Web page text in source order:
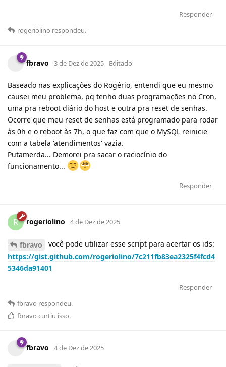
Responder
rogeriolino respondeu.
fbravo 3 de Dez de 2025 Editado
Baseado nas explicações do Rogério, entendi que eu mesmo
causei meu problema, pq tenho duas programações no Cron,
uma pra reboot diário do host e outra pra reset de senhas.
Ocorre que meu reset de senhas está programado para rodar
às 0h e o reboot às 7h, o que faz com que o MySQL reinicie
com a tabela 'atendimentos' vazia.
Putamerda... Demorei pra sacar o raciocínio do
funcionamento...
Responder
R rogeriolino 4 de Dez de 2025
fbravo
você pode utilizar esse script para acertar os ids:
https://gist.github.com/rogeriolino/7c211fb83ea2325f4fcd4
5346da91401
Responder
fbravo respondeu.
fbravo curtiu isso.
fbravo 4 de Dez de 2025